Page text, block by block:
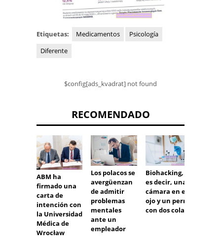
Etiquetas: Medicamentos
Psicología
Diferente
$config[ads_kvadrat] not found
RECOMENDADO
ABM ha
firmado una
carta de
intención con
la Universidad
Médica de
Wrocław
Los polacos se
avergüenzan
de admitir
problemas
mentales
ante un
empleador
Biohacking,
es decir, una
cámara en el
ojo y un perro
con dos colas